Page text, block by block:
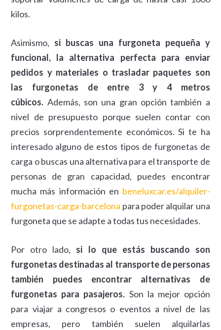
kilos.
Asimismo, si buscas una furgoneta pequeña y
funcional, la alternativa perfecta para enviar
pedidos y materiales o trasladar paquetes son
las furgonetas de entre 3 y 4 metros
cúbicos. Además, son una gran opción también a
nivel de presupuesto porque suelen contar con
precios sorprendentemente económicos. Si te ha
interesado alguno de estos tipos de furgonetas de
carga o buscas una alternativa para el transporte de
personas de gran capacidad, puedes encontrar
mucha más información en beneluxcar.es/alquiler-
furgonetas-carga-barcelona para poder alquilar una
furgoneta que se adapte a todas tus necesidades.
Por otro lado, si lo que estás buscando son
furgonetas destinadas al transporte de personas
también puedes encontrar alternativas de
furgonetas para pasajeros. Son la mejor opción
para viajar a congresos o eventos a nivel de las
empresas, pero también suelen alquilarlas